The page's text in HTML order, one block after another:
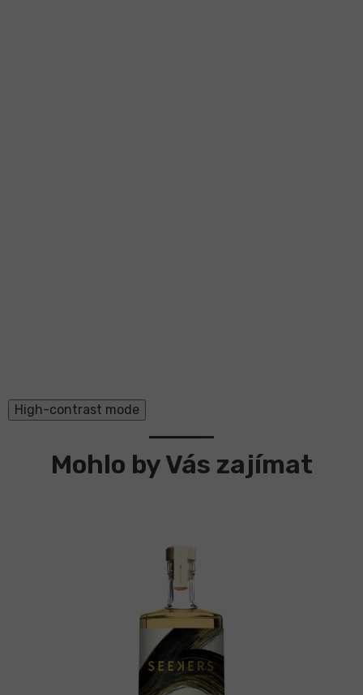
High-contrast mode
Mohlo by Vás zajímat